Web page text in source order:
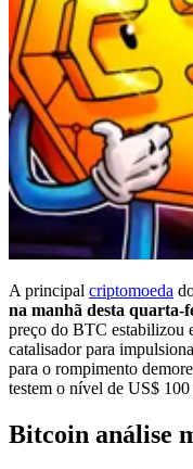
A principal criptomoeda
na manhã desta quarta-
preço do BTC estabilizou
catalisador para
para o rompimento
testem o nível de US$
Bitcoin análise